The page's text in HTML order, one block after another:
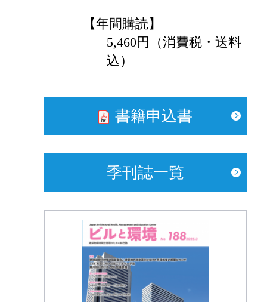
【年間購読】
5,460円（消費税・送料
込）
書籍申込書
季刊誌一覧